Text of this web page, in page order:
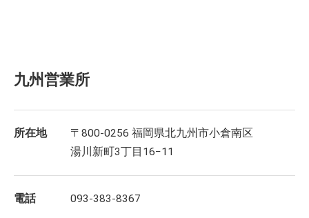
九州営業所
所在地
〒800-0256 福岡県北九州市小倉南区
湯川新町3丁目16−11
電話 093-383-8367